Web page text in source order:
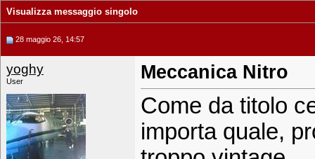
Visualizza messaggio singolo
28 maggio 26, 14:57
yoghy
User Meccanica Nitro
Come da titolo
importa quale,